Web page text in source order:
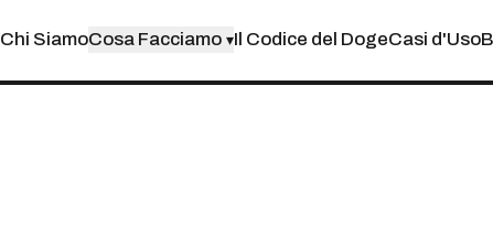
Chi SiamoCosa Facciamo ▾Il Codice del DogeCasi d'Uso